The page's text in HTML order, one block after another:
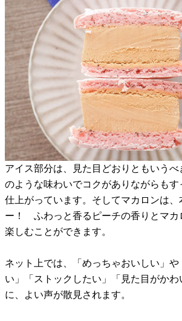
アイス部分は、見た目どおりともいう
のような味わいでコクがありながらもす
仕上がっています。そしてマカロンは、
ー！ ふわっと香るピーチの香りとマカ
楽しむことができます。
ネット上では、「めっちゃおいしい」や
い」「ストックしたい」「見た目がかわ
に、よい声が散見されます。